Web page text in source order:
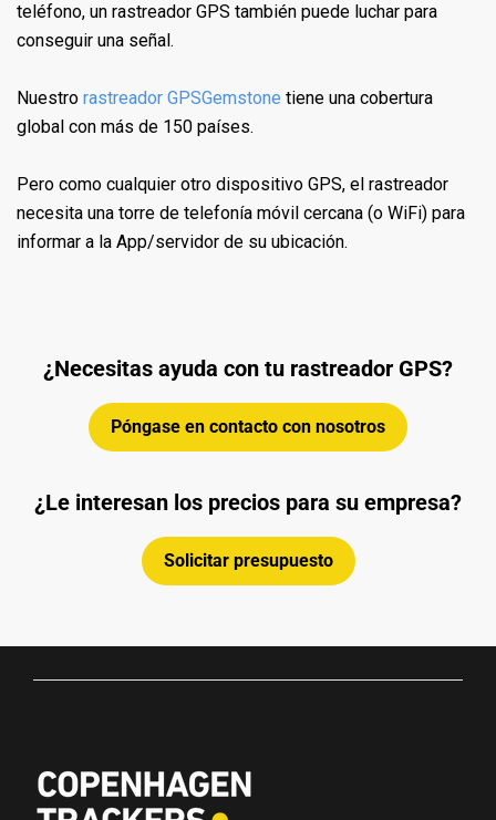
teléfono, un rastreador GPS también puede luchar para
conseguir una señal.
Nuestro rastreador GPSGemstone tiene una cobertura
global con más de 150 países.
Pero como cualquier otro dispositivo GPS, el rastreador
necesita una torre de telefonía móvil cercana (o WiFi) para
informar a la App/servidor de su ubicación.
¿Necesitas ayuda con tu rastreador GPS?
Póngase en contacto con nosotros
¿Le interesan los precios para su empresa?
Solicitar presupuesto